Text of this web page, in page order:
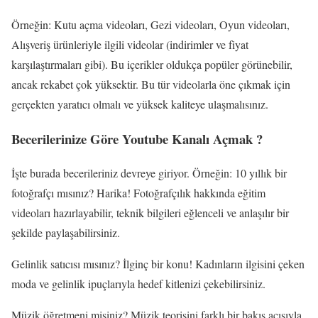
Örneğin: Kutu açma videoları, Gezi videoları, Oyun videoları,
Alışveriş ürünleriyle ilgili videolar (indirimler ve fiyat
karşılaştırmaları gibi). Bu içerikler oldukça popüler görünebilir,
ancak rekabet çok yüksektir. Bu tür videolarla öne çıkmak için
gerçekten yaratıcı olmalı ve yüksek kaliteye ulaşmalısınız.
Becerilerinize Göre Youtube Kanalı Açmak ?
İşte burada becerileriniz devreye giriyor. Örneğin: 10 yıllık bir
fotoğrafçı mısınız? Harika! Fotoğrafçılık hakkında eğitim
videoları hazırlayabilir, teknik bilgileri eğlenceli ve anlaşılır bir
şekilde paylaşabilirsiniz.
Gelinlik satıcısı mısınız? İlginç bir konu! Kadınların ilgisini çeken
moda ve gelinlik ipuçlarıyla hedef kitlenizi çekebilirsiniz.
Müzik öğretmeni misiniz? Müzik teorisini farklı bir bakış açısıyla,